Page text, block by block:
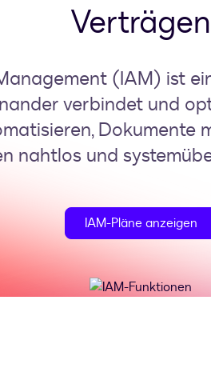
Verträgen
(IAM) ist
verbindet und
Dokumente
nahtlos und
IAM-Pläne anzeigen